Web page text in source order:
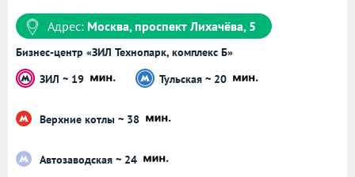
Адрес: Москва, проспект Лихачёва, 5
Бизнес-центр «ЗИЛ Технопарк, комплекс Б»
ЗИЛ ~ 19
Тульская ~ 20
Верхние котлы ~ 38
Автозаводская ~ 24